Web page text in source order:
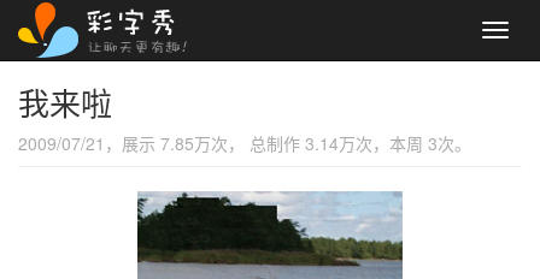
我来啦
2009/07/21，展示 7.85万次， 总制作 3.14万次，本周 3次。